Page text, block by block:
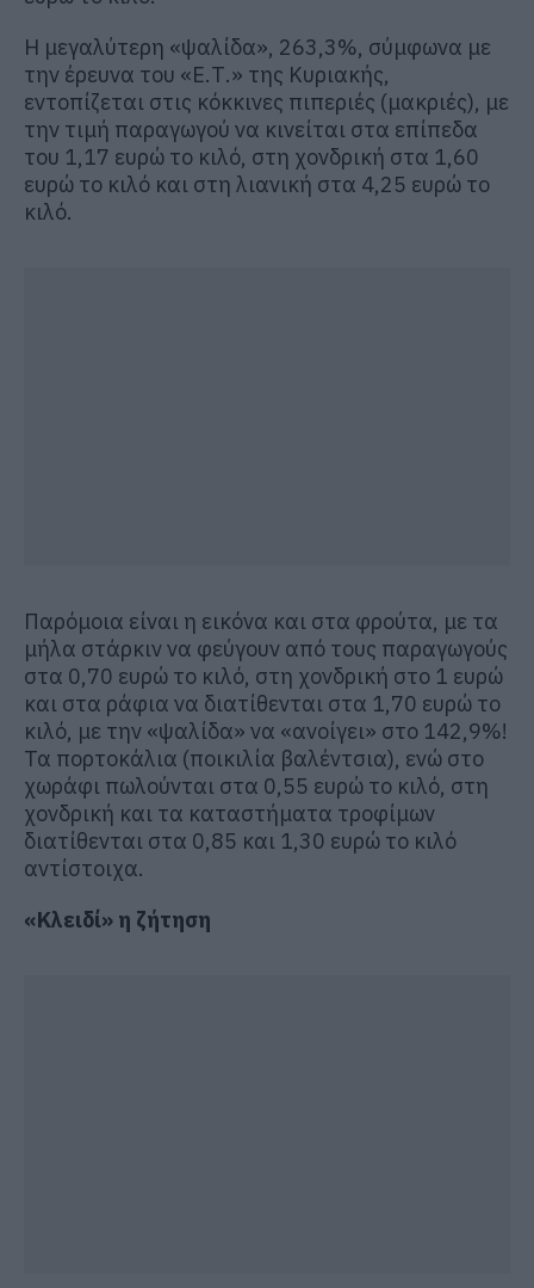
Η μεγαλύτερη «ψαλίδα», 263,3%, σύμφωνα με
την έρευνα του «Ε.Τ.» της Κυριακής,
εντοπίζεται στις κόκκινες πιπεριές (μακριές), με
την τιμή παραγωγού να κινείται στα επίπεδα
του 1,17 ευρώ το κιλό, στη χονδρική στα 1,60
ευρώ το κιλό και στη λιανική στα 4,25 ευρώ το
κιλό.
Παρόμοια είναι η εικόνα και στα φρούτα, με τα
μήλα στάρκιν να φεύγουν από τους παραγωγούς
στα 0,70 ευρώ το κιλό, στη χονδρική στο 1 ευρώ
και στα ράφια να διατίθενται στα 1,70 ευρώ το
κιλό, με την «ψαλίδα» να «ανοίγει» στο 142,9%!
Τα πορτοκάλια (ποικιλία βαλέντσια), ενώ στο
χωράφι πωλούνται στα 0,55 ευρώ το κιλό, στη
χονδρική και τα καταστήματα τροφίμων
διατίθενται στα 0,85 και 1,30 ευρώ το κιλό
αντίστοιχα.
«Κλειδί» η ζήτηση